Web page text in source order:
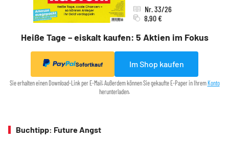
Heiße Tage – eiskalt kaufen: 5 Aktien im Fokus
Nr. 33/26
8,90 €
Sofortkauf Im Shop kaufen
Sie erhalten einen Download-Link per E-Mail. Außerdem können Sie gekaufte E-Paper in Ihrem Konto
herunterladen.
Buchtipp: Future Angst